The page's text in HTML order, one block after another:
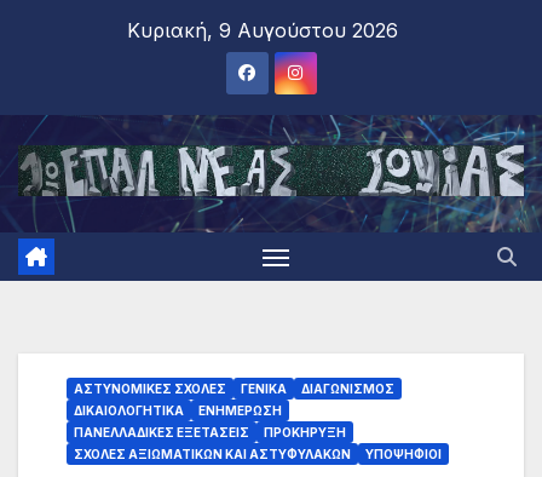
Κυριακή, 9 Αυγούστου 2026
ΑΣΤΥΝΟΜΙΚΕΣ ΣΧΟΛΕΣ ΓΕΝΙΚΑ
ΔΙΑΓΩΝΙΣΜΟΣ
ΔΙΚΑΙΟΛΟΓΗΤΙΚΑ
ΕΝΗΜΕΡΩΣΗ
ΠΑΝΕΛΛΑΔΙΚΕΣ ΕΞΕΤΑΣΕΙΣ
ΠΡΟΚΗΡΥΞΗ
ΣΧΟΛΕΣ ΑΞΙΩΜΑΤΙΚΩΝ ΚΑΙ ΑΣΤΥΦΥΛΑΚΩΝ
ΥΠΟΨΗΦΙΟΙ